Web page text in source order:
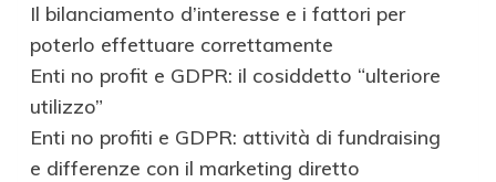
Il bilanciamento d’interesse e i fattori per
poterlo effettuare correttamente
Enti no profit e GDPR: il cosiddetto “ulteriore
utilizzo”
Enti no profiti e GDPR: attività di fundraising
e differenze con il marketing diretto